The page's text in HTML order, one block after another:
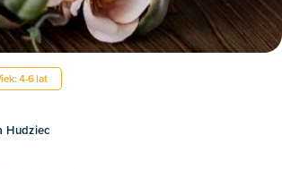
4-6 lat
Hudziec